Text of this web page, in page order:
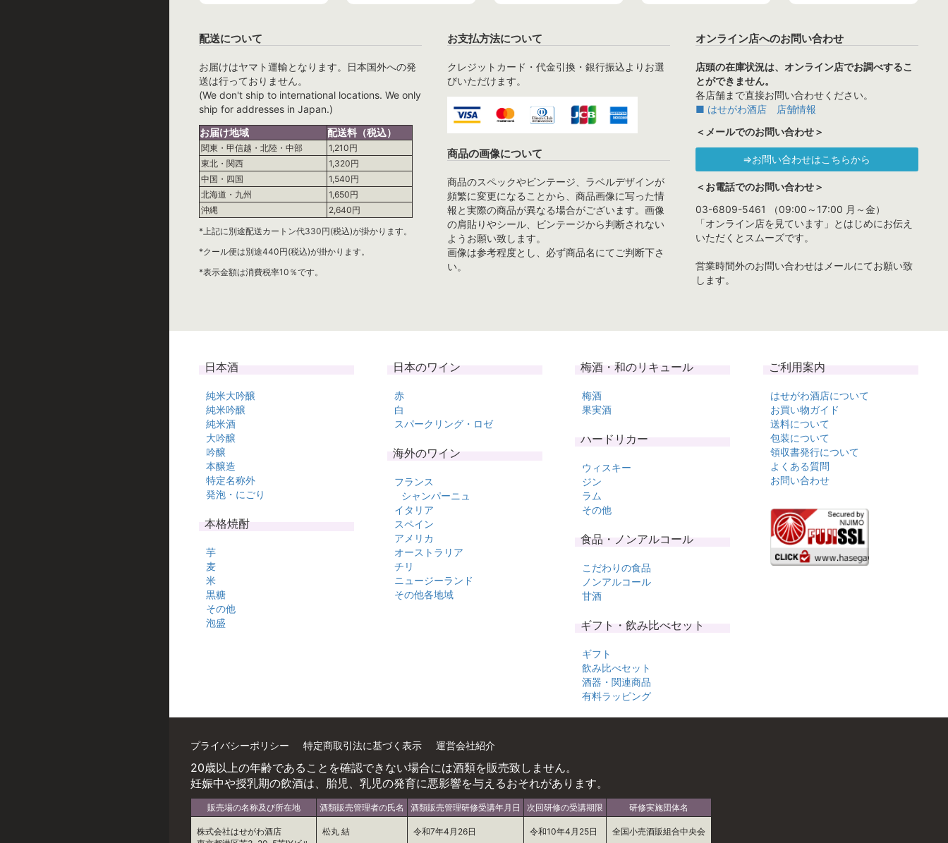
配送について
お届けはヤマト運輸となります。日本国外への発
送は行っておりません。
(We don't ship to international locations. We only
ship for addresses in Japan.)
お届け地域
配送料（税込）
関東・甲信越・北陸・中部
1,210円
東北・関西
1,320円
中国・四国
1,540円
北海道・九州
1,650円
沖縄
2,640円
*上記に別途配送カートン代330円(税込)が掛かります。
*クール便は別途440円(税込)が掛かります。
*表示金額は消費税率10％です。
お支払方法について
クレジットカード・代金引換・銀行振込よりお選
びいただけます。
商品の画像について
商品のスペックやビンテージ、ラベルデザインが
頻繁に変更になることから、商品画像に写った情
報と実際の商品が異なる場合がございます。画像
の肩貼りやシール、ビンテージから判断されない
ようお願い致します。
画像は参考程度とし、必ず商品名にてご判断下さ
い。
オンライン店へのお問い合わせ
店頭の在庫状況は、オンライン店でお調べするこ
とができません。
各店舗まで直接お問い合わせください。
■ はせがわ酒店 店舗情報
＜メールでのお問い合わせ＞
⇒お問い合わせはこちらから
＜お電話でのお問い合わせ＞
03-6809-5461 （09:00～17:00 月～金）
「オンライン店を見ています」とはじめにお伝え
いただくとスムーズです。
営業時間外のお問い合わせはメールにてお願い致
します。
日本酒
純米大吟醸
純米吟醸
純米酒
大吟醸
吟醸
本醸造
特定名称外
発泡・にごり
本格焼酎
芋
麦
米
黒糖
その他
泡盛
日本のワイン
赤
白
スパークリング・ロゼ
海外のワイン
フランス
シャンパーニュ
イタリア
スペイン
アメリカ
オーストラリア
チリ
ニュージーランド
その他各地域
梅酒・和のリキュール
梅酒
果実酒
ハードリカー
ウィスキー
ジン
ラム
その他
食品・ノンアルコール
こだわりの食品
ノンアルコール
甘酒
ギフト・飲み比べセット
ギフト
飲み比べセット
酒器・関連商品
有料ラッピング
ご利用案内
はせがわ酒店について
お買い物ガイド
送料について
包装について
領収書発行について
よくある質問
お問い合わせ
プライバシーポリシー 特定商取引法に基づく表示 運営会社紹介
20歳以上の年齢であることを確認できない場合には酒類を販売致しません。
妊娠中や授乳期の飲酒は、胎児、乳児の発育に悪影響を与えるおそれがあります。
販売場の名称及び所在地
株式会社はせがわ酒店
酒類販売管理者の氏名
松丸 結
酒類販売管理研修受講年月日
令和7年4月26日
次回研修の受講期限
令和10年4月25日
研修実施団体名
全国小売酒販組合中央会